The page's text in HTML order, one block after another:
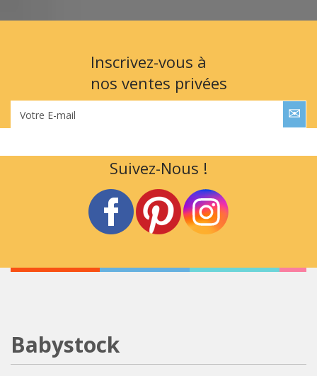
Inscrivez-vous à
nos ventes privées
Votre E-mail
Suivez-Nous !
Babystock